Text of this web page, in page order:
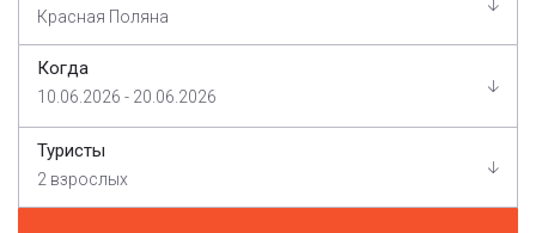
Красная Поляна
Когда
10.06.2026 - 20.06.2026
Туристы
2 взрослых